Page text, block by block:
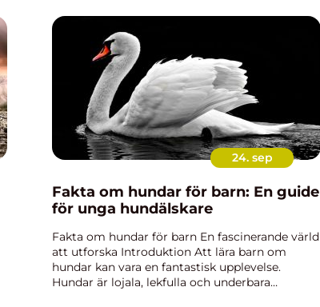
24. sep
Fakta om hundar för barn: En guide
för unga hundälskare
Fakta om hundar för barn En fascinerande värld
att utforska Introduktion Att lära barn om
hundar kan vara en fantastisk upplevelse.
Hundar är lojala, lekfulla och underbara